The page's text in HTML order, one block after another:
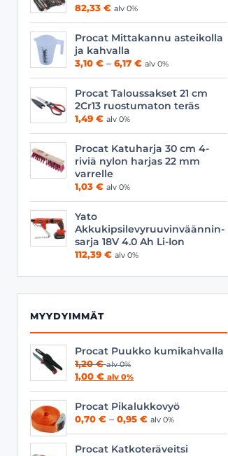
Vyöt
82,33 € alv 0%
Procat Mittakannu asteikolla
ja kahvalla
3,10 € – 6,17 €Hintaluokka:
6,17 €
alv 0%
Procat Taloussakset 21 cm
2Cr13 ruostumaton teräs
1,49 € alv 0%
Procat Katuharja 30 cm 4-
riviä nylon harjas 22 mm
varrelle
1,03 € alv 0%
Yato
Akkukipsilevyruuvinväännin-
sarja 18V 4.0 Ah Li-Ion
112,39 € alv 0%
MYYDYIMMÄT
Procat Puukko kumikahvalla
1,20€ alv 0%
1,00 € alv 0%
Procat Pikalukkovyö
0,70 € – 0,95 €Hintaluokka:
alv 0%
Procat Katkoteräveitsi